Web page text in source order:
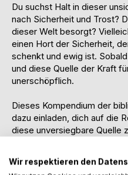
Du suchst Halt in dieser
nach Sicherheit und Trost?
dieser Welt besorgt?
einen Hort der Sicherheit,
schenkt und ewig ist.
und diese Quelle der Kraft
unerschöpflich.
Dieses Kompendium der
dazu einladen, dich auf die
diese unversiegbare Quelle
Hast du dich schon einmal
persönlich zu tun haben
Wir respektieren den